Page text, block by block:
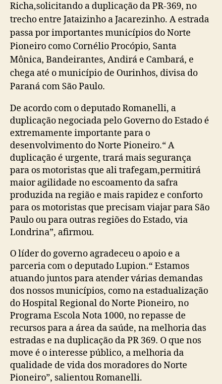
Richa,solicitando a duplicação da PR-369, no
trecho entre Jataizinho a Jacarezinho. A estrada
passa por importantes municípios do Norte
Pioneiro como Cornélio Procópio, Santa
Mônica, Bandeirantes, Andirá e Cambará, e
chega até o município de Ourinhos, divisa do
Paraná com São Paulo.
De acordo com o deputado Romanelli, a
duplicação negociada pelo Governo do Estado é
extremamente importante para o
desenvolvimento do Norte Pioneiro.“ A
duplicação é urgente, trará mais segurança
para os motoristas que ali trafegam,permitirá
maior agilidade no escoamento da safra
produzida na região e mais rapidez e conforto
para os motoristas que precisam viajar para São
Paulo ou para outras regiões do Estado, via
Londrina”, afirmou.
O líder do governo agradeceu o apoio e a
parceria com o deputado Lupion.“ Estamos
atuando juntos para atender várias demandas
dos nossos municípios, como na estadualização
do Hospital Regional do Norte Pioneiro, no
Programa Escola Nota 1000, no repasse de
recursos para a área da saúde, na melhoria das
estradas e na duplicação da PR 369. O que nos
move é o interesse público, a melhoria da
qualidade de vida dos moradores do Norte
Pioneiro”, salientou Romanelli.